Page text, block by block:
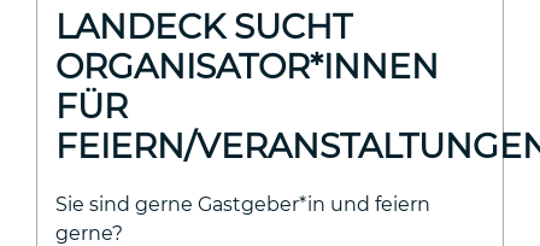
LANDECK SUCHT
ORGANISATOR*INNEN
FÜR
FEIERN/
Sie sind gerne Gastgeber*in und feiern
gerne?